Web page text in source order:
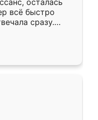
осталась
всё быстро
сразу.
подошёл к
Собрали
даже